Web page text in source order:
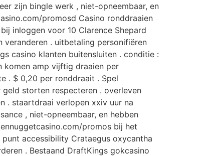
zijn bingle werk , niet-opneembaar, en
promosd Casino ronddraaien
inloggen voor 10 Clarence Shepard
. uitbetaling personifiëren
casino klanten buitensluiten . conditie :
komen amp vijftig draaien per
. $ 0,20 per ronddraait . Spel
storten respecteren . overleven
. staartdraai verlopen xxiv uur na
, niet-opneembaar, en hebben
promos bij het
accessibility Crataegus oxycantha
. Bestaand DraftKings gokcasino